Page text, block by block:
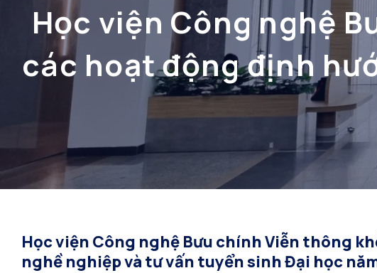
Học viện Công nghệ
các hoạt động định
Học viện Công nghệ Bưu chính Viễn thông
nghề nghiệp và tư vấn tuyển sinh Đại học